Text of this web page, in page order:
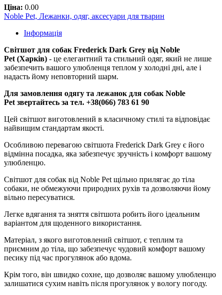
Ціна: 0.00
Noble Pet, Лежанки, одяг, аксесуари для тварин
Інформація
Світшот для собак Frederick Dark Grey від Noble
Pet (Харків) - це елегантний та стильний одяг, який не лише
забезпечить вашого улюбленця теплом у холодні дні, але і
надасть йому неповторний шарм.
Для замовлення одягу та лежанок для собак Noble
Pet звертайтесь за тел. +38(066) 783 61 90
Цей світшот виготовлений в класичному стилі та відповідає
найвищим стандартам якості.
Особливою перевагою світшота Frederick Dark Grey є його
відмінна посадка, яка забезпечує зручність і комфорт вашому
улюбленцю.
Світшот для собак від Noble Pet щільно прилягає до тіла
собаки, не обмежуючи природних рухів та дозволяючи йому
вільно пересуватися.
Легке вдягання та зняття світшота робить його ідеальним
варіантом для щоденного використання.
Матеріал, з якого виготовлений світшот, є теплим та
приємним до тіла, що забезпечує чудовий комфорт вашому
песику під час прогулянок або вдома.
Крім того, він швидко сохне, що дозволяє вашому улюбленцю
залишатися сухим навіть після прогулянок у вологу погоду.